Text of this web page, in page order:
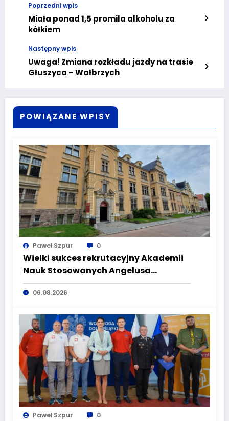
Poprzedni wpis
Miała ponad 1,5 promila alkoholu za
kółkiem
Następny wpis
Uwaga! Zmiana rozkładu jazdy na trasie
Głuszyca – Wałbrzych
POWIĄZANE WPISY
Paweł Szpur 0
Wielki sukces rekrutacyjny Akademii
Nauk Stosowanych Angelusa
Silesiusa! Uczelnia bije rekordy, ale Ty
wciąż masz szansę – weź udział w II
06.08.2026
Paweł Szpur 0